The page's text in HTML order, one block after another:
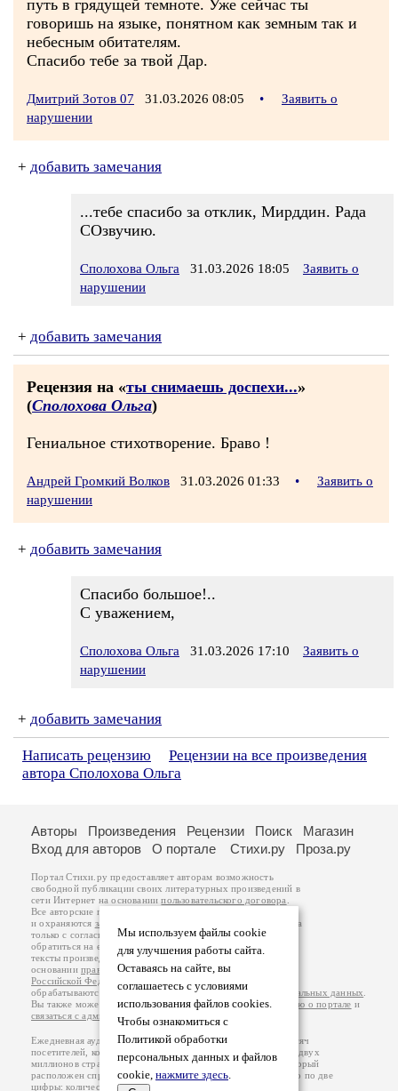
путь в грядущей темноте. Уже сейчас ты
говоришь на языке, понятном как земным так и
небесным обитателям.
Спасибо тебе за твой Дар.
Дмитрий Зотов 07 31.03.2026 08:05 •
Заявить о
нарушении
+ добавить замечания
...тебе спасибо за отклик, Мирддин. Рада
СОзвучию.
Сполохова Ольга 31.03.2026 18:05
Заявить о
нарушении
+ добавить замечания
Рецензия на «ты снимаешь доспехи...»
(Сполохова Ольга)
Гениальное стихотворение. Браво !
Андрей Громкий Волков 31.03.2026 01:33 •
Заявить о
нарушении
+ добавить замечания
Спасибо большое!..
С уважением,
Сполохова Ольга 31.03.2026 17:10
Заявить о
нарушении
+ добавить замечания
Написать рецензию
Рецензии на все произведения
автора Сполохова Ольга
Мы используем файлы cookie
для улучшения работы сайта.
Оставаясь на сайте, вы
соглашаетесь с условиями
использования файлов cookies.
Чтобы ознакомиться с
Политикой обработки
персональных данных и файлов
cookie, нажмите здесь.
Авторы Произведения Рецензии Поиск
Магазин
Вход для авторов
О портале Стихи.ру Проза.ру
Портал Стихи.ру предоставляет авторам возможность
свободной публикации своих литературных произведений в
сети Интернет на основаниипользовательского договора
Все авторские права на произведения принадлежат авторам
и охраняются законом
. Перепечатка произведений возможна
только с согласия его автора, к которому вы можете
обратиться на его авторской странице. Ответственность за
тексты произведений авторы несут самостоятельно на
основанииправил публикацииизаконодательства
Российской Федерации
обрабатываются на основанииПолитики обработки персональных данных
Вы также можете посмотреть более подробнуюинформацию о портале и
связаться с администрацией
Ежедневная аудитория портала Стихи.ру – порядка 200 тысяч
посетителей, которые в общей сумме просматривают более двух
миллионов страниц по данным счетчика посещаемости, который
расположен справа от этого текста. В каждой графе указано по две
цифры: количество просмотров и количество посетителей.